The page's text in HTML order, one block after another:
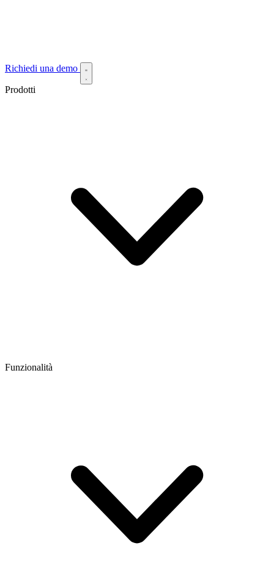
Richiedi una demo
Prodotti
Funzionalità